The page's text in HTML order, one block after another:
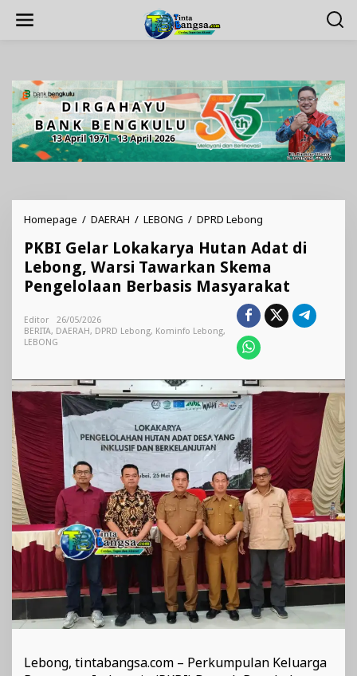
Homepage / DAERAH / LEBONG / DPRD Lebong
Lokakarya
Hutan
Adat
di
Lebong,
Warsi
Berbasis
Masyarakat
PKBI Gelar Lokakarya Hutan Adat di
Lebong, Warsi Tawarkan Skema
Pengelolaan Berbasis Masyarakat
Editor
26/05/2026
BERITA, DAERAH, DPRD Lebong, Kominfo Lebong,
LEBONG
Lebong, tintabangsa.com – Perkumpulan Keluarga